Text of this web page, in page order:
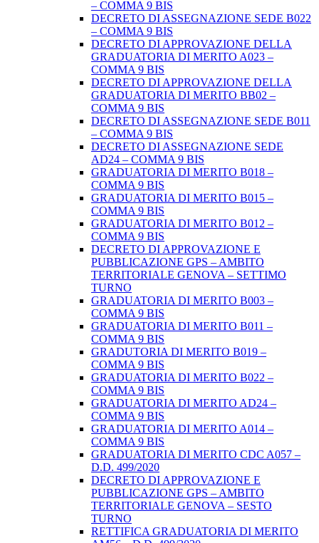
– COMMA 9 BIS
DECRETO DI ASSEGNAZIONE SEDE B022
– COMMA 9 BIS
DECRETO DI APPROVAZIONE DELLA
GRADUATORIA DI MERITO A023 –
COMMA 9 BIS
DECRETO DI APPROVAZIONE DELLA
GRADUATORIA DI MERITO BB02 –
COMMA 9 BIS
DECRETO DI ASSEGNAZIONE SEDE B011
– COMMA 9 BIS
DECRETO DI ASSEGNAZIONE SEDE
AD24 – COMMA 9 BIS
GRADUATORIA DI MERITO B018 –
COMMA 9 BIS
GRADUATORIA DI MERITO B015 –
COMMA 9 BIS
GRADUATORIA DI MERITO B012 –
COMMA 9 BIS
DECRETO DI APPROVAZIONE E
PUBBLICAZIONE GPS – AMBITO
TERRITORIALE GENOVA – SETTIMO
TURNO
GRADUATORIA DI MERITO B003 –
COMMA 9 BIS
GRADUATORIA DI MERITO B011 –
COMMA 9 BIS
GRADUTORIA DI MERITO B019 –
COMMA 9 BIS
GRADUATORIA DI MERITO B022 –
COMMA 9 BIS
GRADUATORIA DI MERITO AD24 –
COMMA 9 BIS
GRADUATORIA DI MERITO A014 –
COMMA 9 BIS
GRADUATORIA DI MERITO CDC A057 –
D.D. 499/2020
DECRETO DI APPROVAZIONE E
PUBBLICAZIONE GPS – AMBITO
TERRITORIALE GENOVA – SESTO
TURNO
RETTIFICA GRADUATORIA DI MERITO